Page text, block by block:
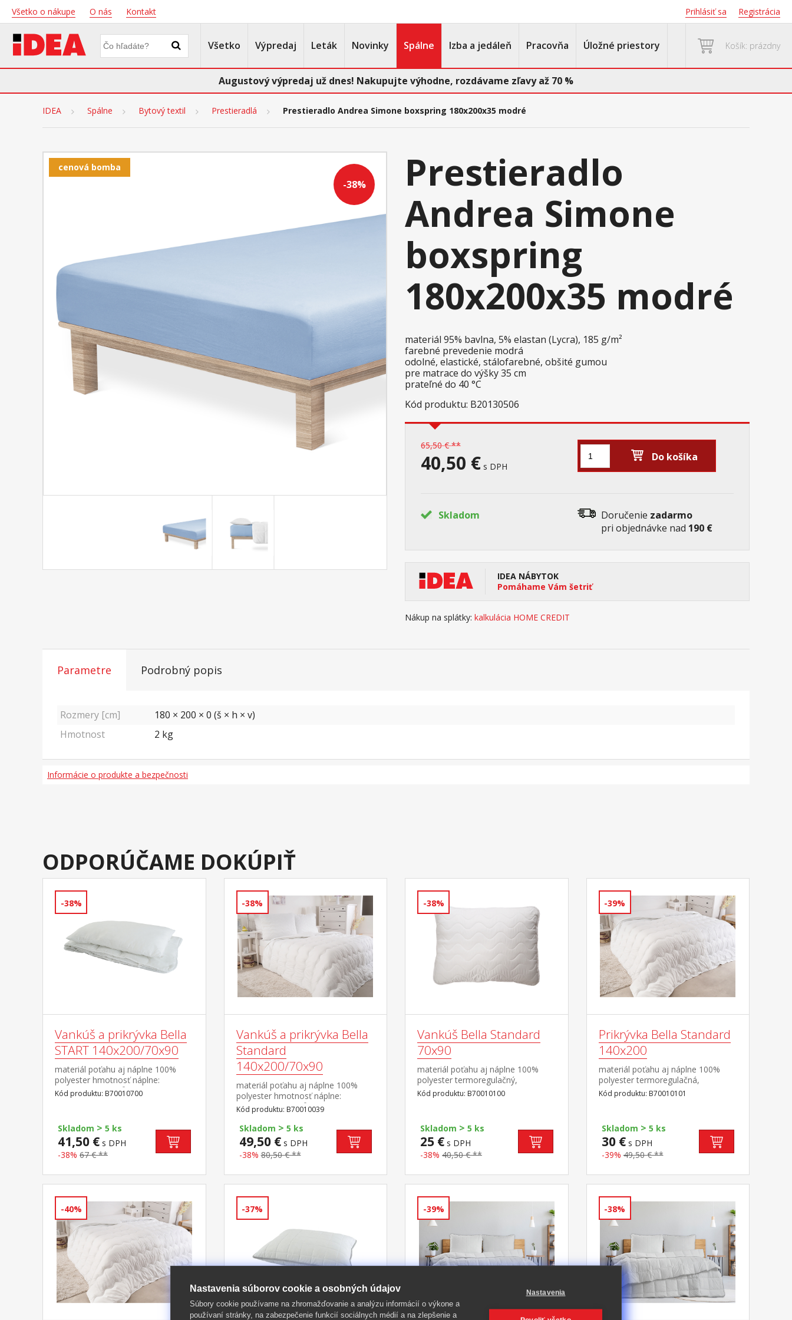
Všetko o nákupe O nás Kontakt Prihlásiť sa Registrácia
Všetko Výpredaj Leták Novinky Spálne Izba a jedáleň Pracovňa Úložné priestory Košík: prázdny
Augustový výpredaj už dnes! Nakupujte výhodne, rozdávame zľavy až 70 %
IDEA Spálne Bytový textil Prestieradlá Prestieradlo Andrea Simone boxspring 180x200x35 modré
-38%
cenová bomba
Prestieradlo
Andrea Simone
boxspring
180x200x35 modré
materiál 95% bavlna, 5% elastan (Lycra), 185 g/m²
farebné prevedenie modrá
odolné, elastické, stálofarebné, obšité gumou
pre matrace do výšky 35 cm
prateľné do 40 °C
Kód produktu: B20130506
65,50 € **
40,50 € s DPH
Do košíka
Skladom Doručenie zadarmo
pri objednávke nad 190 €
IDEA NÁBYTOK
Pomáhame Vám šetriť
Nákup na splátky: kalkulácia HOME CREDIT
Parametre Podrobný popis
Rozmery [cm]
180 × 200 × 0 (š × h × v)
Hmotnost
2 kg
Informácie o produkte a bezpečnosti
ODPORÚČAME DOKÚPIŤ
-38%
Vankúš a prikrývka Bella
START 140x200/70x90
materiál poťahu aj náplne 100%
polyester hmotnosť náplne:
prikrývka 200 g/m², vankúš: cca 850
g rozmery: prikrývka 140 × 200 cm,
antibakteriálne, vhodné pre
alergikov prikrývka je elegantne
prešitá prateľné do 60 °C
Kód produktu: B70010700
Skladom > 5 ks
41,50 € s DPH
-38% 67 € **
-38%
Vankúš a prikrývka Bella
Standard
140x200/70x90
materiál poťahu aj náplne 100%
polyester hmotnosť náplne:
prikrývka 200 g/m², vankúš: cca
1000 g rozmery: prikrývka 140 × 200
cm, vankúš 70 × 90
cm termoregulačné, antibakteriálne,
vhodné pre alergikov prikrývka aj
vankúš sú elegantne
Kód produktu: B70010039
Skladom > 5 ks
49,50 €s DPH
-38% 80,50 € **
-38%
Vankúš Bella Standard
70x90
materiál poťahu aj náplne 100%
polyester termoregulačný,
antibakteriálny, vhodný pre
alergikov elegantne prešitý prateľný
Kód produktu: B70010100
Skladom > 5 ks
25 € s DPH
-38% 40,50 € **
-39%
Prikrývka Bella Standard
140x200
materiál poťahu aj náplne 100%
polyester termoregulačná,
antibakteriálna, vhodná pre
alergikov elegantne prešitá prateľná
Kód produktu: B70010101
Skladom > 5 ks
30 €s DPH
-39% 49,50 € **
-40% -37% -39% -38%
Nastavenia súborov cookie a osobných údajov
Súbory cookie používame na zhromažďovanie a analýzu informácií o výkone a
používaní stránky, na zabezpečenie funkcií sociálnych médií a na zlepšenie a
Nastavenia